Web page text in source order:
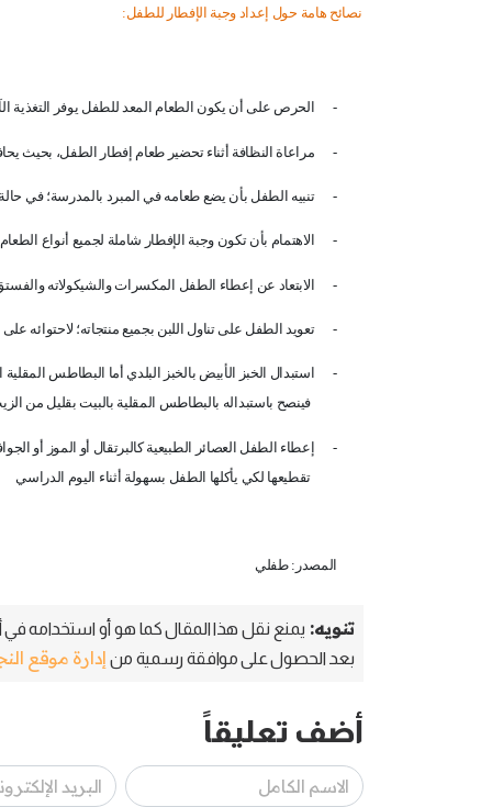
نصائح هامة حول إعداد وجبة الإفطار للطفل:
- الحرص على أن يكون الطعام المعد للطفل يوفر التغذية
- مراعاة النظافة أثناء تحضير طعام إفطار الطفل، بحيث
- تنبيه الطفل بأن يضع طعامه في المبرد بالمدرسة؛ في
- الاهتمام بأن تكون وجبة الإفطار شاملة لجميع أنواع
- الابتعاد عن إعطاء الطفل المكسرات والشيكولاته
- تعويد الطفل على تناول اللبن بجميع منتجاته؛
-
استبدال الخبز الأبيض بالخبز البلدي أما البطاطس
فينصح باستبداله بالبطاطس المقلية بالبيت بقليل من
-
إعطاء الطفل العصائر الطبيعية كالبرتقال أو الموز أو
تقطيعها لكي يأكلها الطفل بسهولة أثناء اليوم الدراسي
المصدر: طفلي
تنويه: يمنع نقل هذا المقال كما هو أو استخدامه في
بعد الحصول على موافقة رسمية من إدارة موقع
أضف تعليقاً